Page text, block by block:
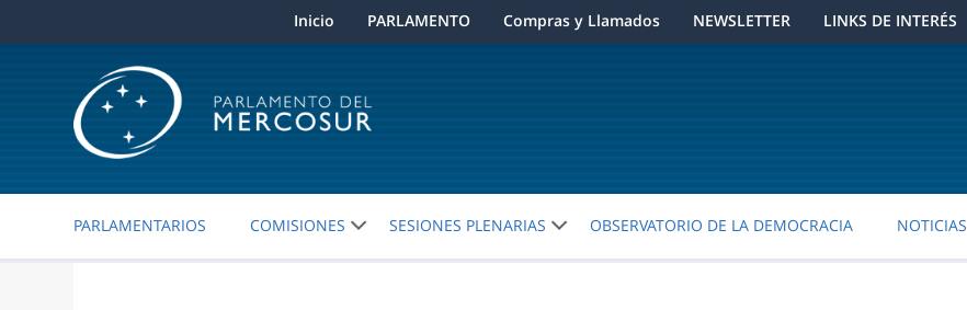
Inicio PARLAMENTO Compras y Llamados NEWSLETTER LINKS DE INTERÉS
PARLAMENTARIOS COMISIONES SESIONES PLENARIAS OBSERVATORIO DE LA DEMOCRACIA NOTICIAS